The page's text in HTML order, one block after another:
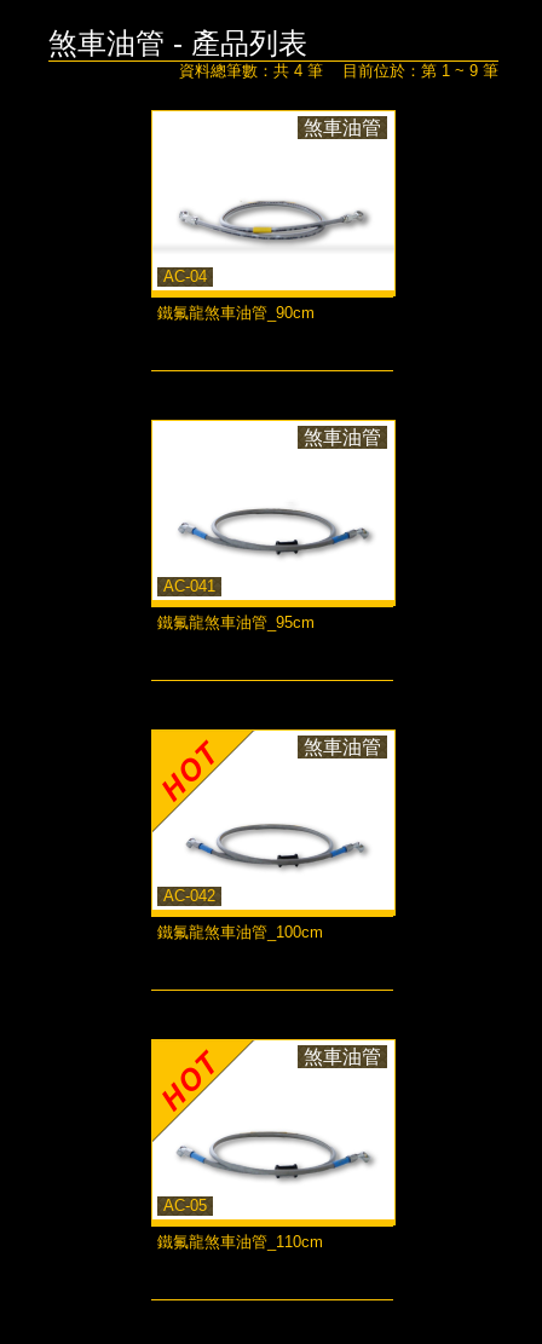
煞車油管 - 產品列表
資料總筆數：共 4 筆 目前位於：第 1 ~ 9 筆
AC-04
煞車油管
鐵氟龍煞車油管_90cm
AC-041
煞車油管
鐵氟龍煞車油管_95cm
AC-042
煞車油管
鐵氟龍煞車油管_100cm
AC-05
煞車油管
鐵氟龍煞車油管_110cm